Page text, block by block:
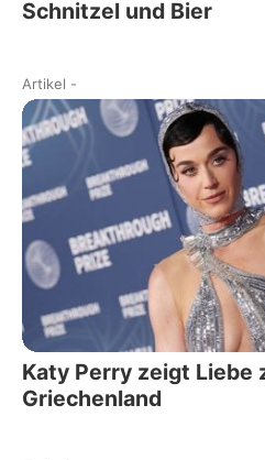
Schnitzel und Bier
Artikel -
Katy Perry zeigt Liebe
Griechenland